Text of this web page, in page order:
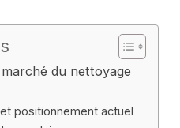
du nettoyage
positionnement actuel